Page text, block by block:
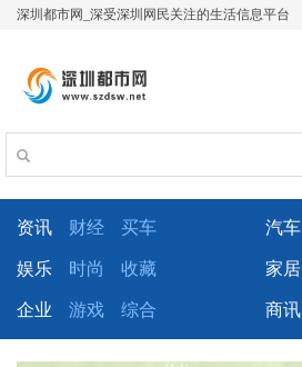
深圳都市网_深受深圳网民关注的生活信息平台
资讯 财经 买车 汽车
娱乐 时尚 收藏 家居
企业 游戏 综合 商讯